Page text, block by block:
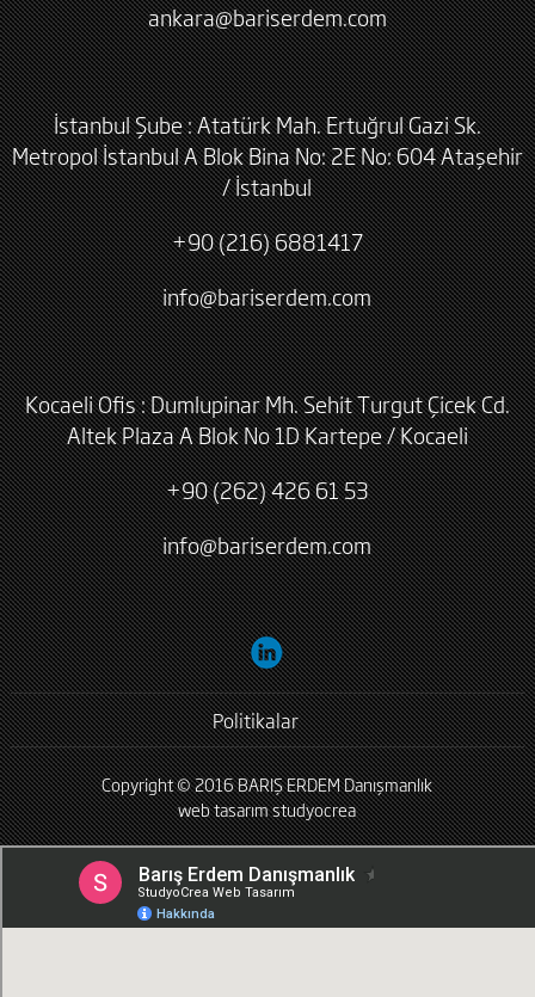
ankara@bariserdem.com
İstanbul Şube : Atatürk Mah. Ertuğrul Gazi Sk.
Metropol İstanbul A Blok Bina No: 2E No: 604 Ataşehir
/ İstanbul
+90 (216) 6881417
info@bariserdem.com
Kocaeli Ofis : Dumlupinar Mh. Sehit Turgut Çicek Cd.
Altek Plaza A Blok No 1D Kartepe / Kocaeli
+90 (262) 426 61 53
info@bariserdem.com
Politikalar
Copyright © 2016 BARIŞ ERDEM Danışmanlık
web tasarımstudyocrea